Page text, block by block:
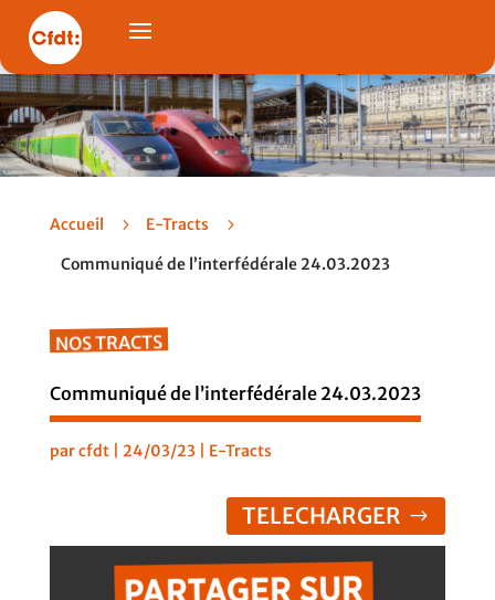
Accueil 5 E-Tracts
5
Communiqué de l’interfédérale 24.03.2023
NOS TRACTS
Communiqué de l’interfédérale 24.03.2023
parcfdt| 24/03/23| E-Tracts
TELECHARGER